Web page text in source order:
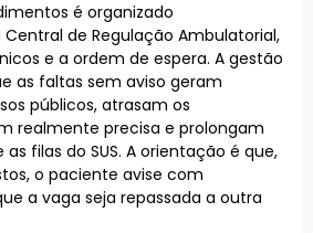
é organizado
de Regulação Ambulatorial,
e a ordem de espera. A gestão
as faltas sem aviso geram
públicos, atrasam os
realmente precisa e prolongam
filas do SUS. A orientação é que,
o paciente avise com
a vaga seja repassada a outra